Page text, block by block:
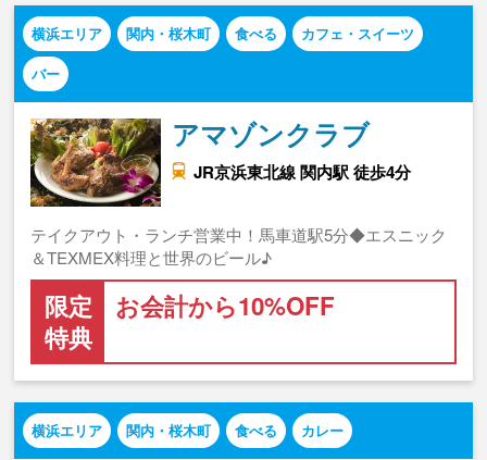
横浜エリア 関内・桜木町 食べる
カフェ・スイーツ
バー
アマゾンクラブ
JR京浜東北線 関内駅 徒歩4分
テイクアウト・ランチ営業中！馬車道駅5分◆エスニック
＆TEXMEX料理と世界のビール♪
限定
特典
お会計から10%OFF
横浜エリア 関内・桜木町 食べる カレー